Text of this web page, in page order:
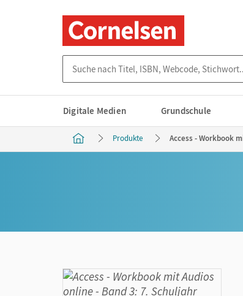
Digitale Medien Grundschule
Produkte Access - Workbook